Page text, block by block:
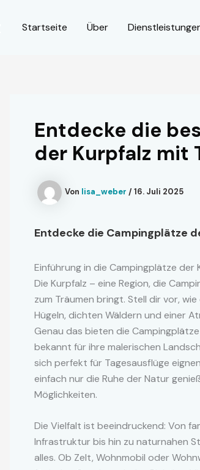
Startseite Über
Entdecke die
der Kurpfalz mit
Von lisa_weber /16. Juli 2025
Entdecke die Campingplätze
Einführung in die Campingplätze der
Die Kurpfalz – eine Region, die
zum Träumen bringt. Stell dir vor,
Hügeln, dichten Wäldern und einer
Genau das bieten die
bekannt für ihre malerischen
sich perfekt für Tagesausflüge
einfach nur die Ruhe der Natur
Möglichkeiten.
Die Vielfalt ist beeindruckend: Von
Infrastruktur bis hin zu naturnahen
alles. Ob Zelt, Wohnmobil oder